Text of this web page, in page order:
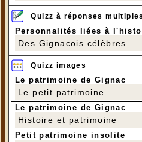
Quizz à réponses multiples
Personnalités liées à
Des Gignacois célèbres
Quizz images
Le patrimoine de Gignac
Le petit patrimoine
Le patrimoine de Gignac
Histoire et patrimoine
Petit patrimoine insolite